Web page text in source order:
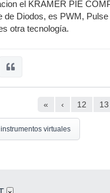
el KRAMER PIE
de Diodos, es PWM, Pulse
otra tecnología.
« ‹ 12 13
virtuales